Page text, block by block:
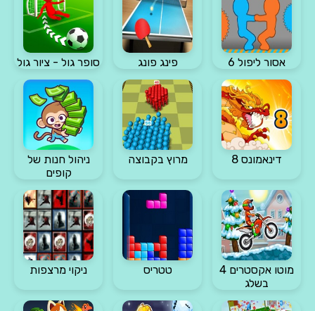
אסור ליפול 6 פינג פונג סופר גול - ציור גול
דינאמונס 8 מרוץ בקבוצה
ניהול חנות של
קופים
מוטו אקסטרים 4
בשלג
טטריס ניקוי מרצפות